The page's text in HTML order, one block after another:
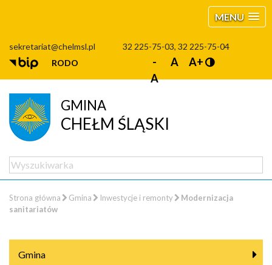
MENU
sekretariat@chelmsl.pl
32 225-75-03, 32 225-75-04
RODO
-
A
A A+
GMINA
CHEŁM ŚLĄSKI
Strona główna Gmina Inwestycje i remonty
Modernizacja
sanitariatów
Gmina